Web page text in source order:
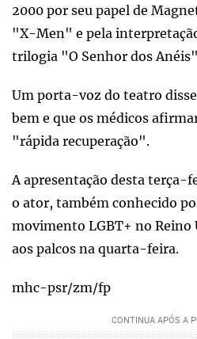
2000 por seu papel de
"X-Men" e pela
trilogia "O Senhor dos
Um porta-voz do teatro
bem e que os médicos
"rápida recuperação".
A apresentação desta terça-
o ator, também conhecido
movimento LGBT+ no
aos palcos na quarta-feira.
mhc-psr/zm/fp